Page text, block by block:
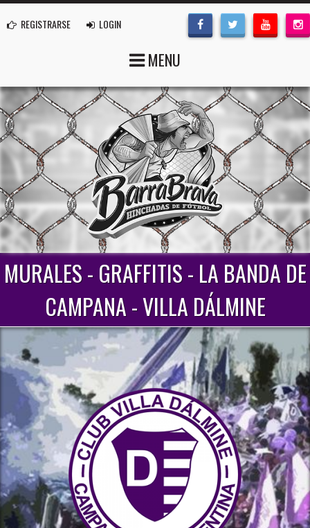
REGISTRARSE LOGIN
MENU
MURALES - GRAFFITIS - LA BANDA DE
CAMPANA - VILLA DÁLMINE